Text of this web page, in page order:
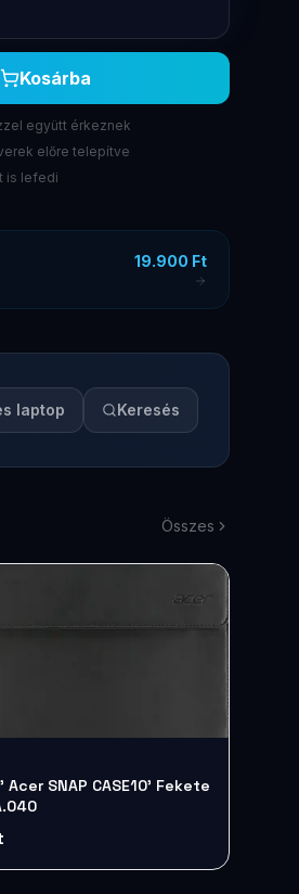
Kosárba
együtt érkeznek
előre telepítve
is lefedi
19.900 Ft
laptop Keresés
Összes
Acer SNAP CASE10' Fekete